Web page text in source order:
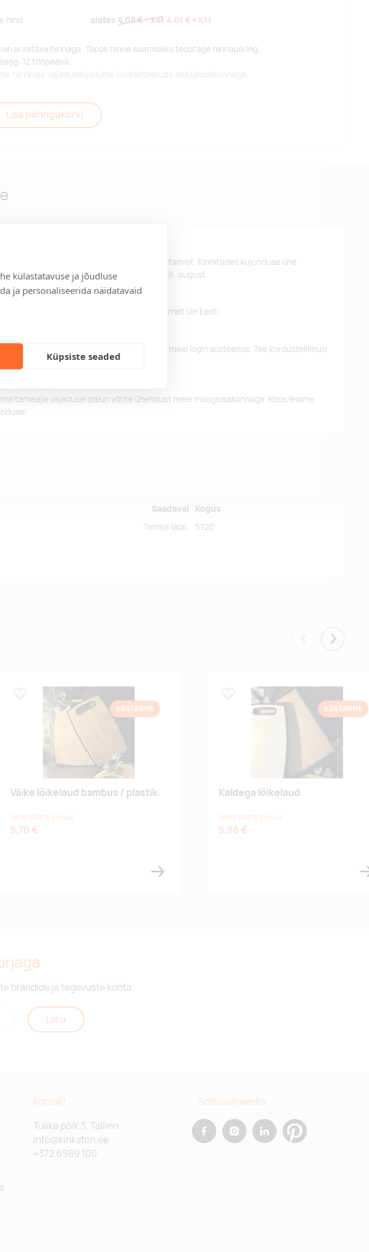
külastatavuse ja jõudluse
ja personaliseerida näidatavaid
Küpsiste seaded
hind alates 4,08 €+ KM 4,01 € + KM
on arvatava hinnaga. Täpse hinna saamiseks teostage hinnapäring.
12 tööpäeva.
tarneaja vajadusel palume kontakteeruda müügiosakonnaga.
Lisa päringukorvi
on 12 tööpäeva pärast kujunduse kinnitamist. Kinnitades kujunduse ühe
jooksul, saate tooted kätte hiljemalt 26. august.
tingimused
500 euro tellimuste puhul pakume tasuta tarnet üle Eesti.
oma olemasolevaid ning eelnevaid tellimusi meie login süsteemis. Tee kordustellimusi
tellimused
tarneaja vajadusel palun võtke ühendust meie müügiosakonnaga. Koos leiame
Saadaval Kogus
Tarnija laos: 5720
Eelmised
Lisa lemmikuks
KIIRTARNE
Väike lõikelaud bambus / plastik.
Hind 100 tk puhul
5,70 €
Lisa lemmikuks
KIIRTARNE
Kaldega lõikelaud
Hind 100 tk puhul
5,96 €
brändide ja tegevuste kohta.
Liitu
Kontakt
Tulika põik 3, Tallinn
info@kinkston.ee
+372 6989 100
Sotsiaalmeedia